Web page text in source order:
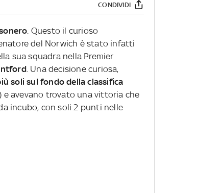
CONDIVIDI
. Questo il curioso
del Norwich è stato infatti
sua squadra nella Premier
. Una decisione curiosa,
soli sul fondo della classifica
avevano trovato una vittoria che
incubo, con soli 2 punti nelle